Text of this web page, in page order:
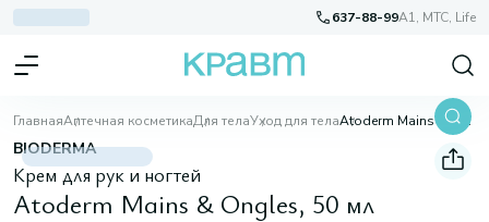
637-88-99A1, МТС, Life
ГлавнаяАптечная косметикаДля телаУход для тела Atoderm Mains & Ongles, 50 мл
BIODERMA
Крем для рук и ногтей
Atoderm Mains & Ongles, 50 мл